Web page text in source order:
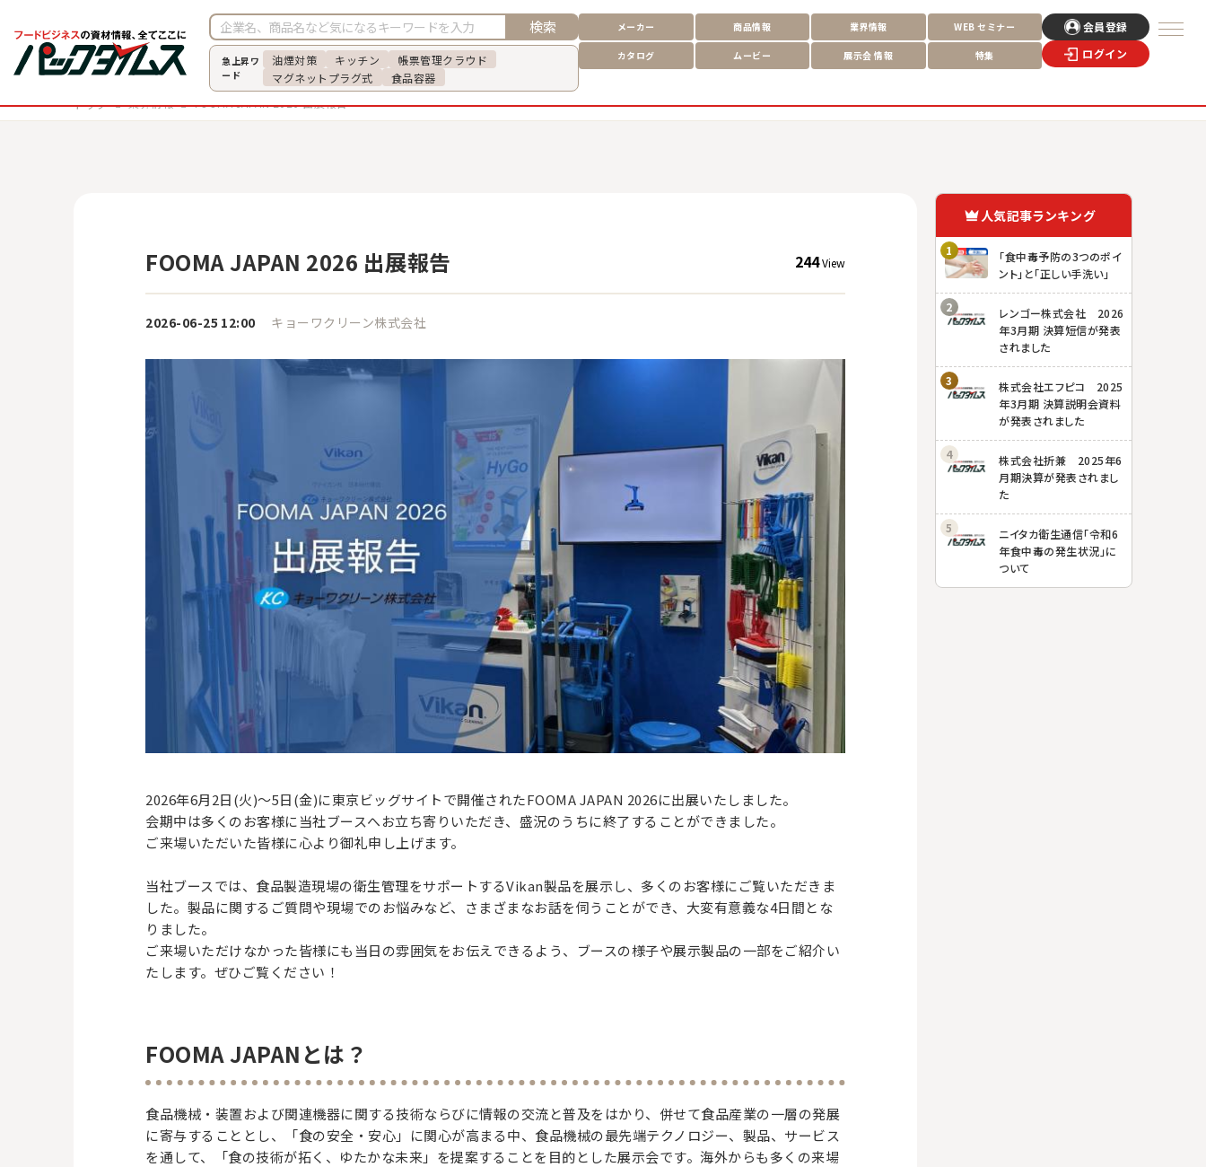
検索
急上昇ワ
ード
油煙対策 キッチン
帳票管理クラウド
マグネットプラグ式
食品容器
メーカー 商品情報 業界情報 WEB セミナー
カタログ ムービー 展示会 情報 特集
会員登録
ログイン
トップ 業界情報 FOOMA JAPAN 2026 出展報告
FOOMA JAPAN 2026 出展報告 244View
2026-06-25 12:00 キョーワクリーン株式会社
2026年6月2日(火)～5日(金)に東京ビッグサイトで開催されたFOOMA JAPAN 2026に出展いたしました。
会期中は多くのお客様に当社ブースへお立ち寄りいただき、盛況のうちに終了することができました。
ご来場いただいた皆様に心より御礼申し上げます。
当社ブースでは、食品製造現場の衛生管理をサポートするVikan製品を展示し、多くのお客様にご覧いただきま
した。製品に関するご質問や現場でのお悩みなど、さまざまなお話を伺うことができ、大変有意義な4日間とな
りました。
ご来場いただけなかった皆様にも当日の雰囲気をお伝えできるよう、ブースの様子や展示製品の一部をご紹介い
たします。ぜひご覧ください！
FOOMA JAPANとは？
食品機械・装置および関連機器に関する技術ならびに情報の交流と普及をはかり、併せて食品産業の一層の発展
に寄与することとし、「食の安全・安心」に関心が高まる中、食品機械の最先端テクノロジー、製品、サービス
を通して、「食の技術が拓く、ゆたかな未来」を提案することを目的とした展示会です。海外からも多くの来場
人気記事ランキング
「食中毒予防の3つのポイ
ント」と「正しい手洗い」
レンゴー株式会社 2026
年3月期 決算短信が発表
されました
株式会社エフピコ 2025
年3月期 決算説明会資料
が発表されました
株式会社折兼 2025年6
月期決算が発表されまし
た
ニイタカ衛生通信「令和6
年食中毒の発生状況」に
ついて